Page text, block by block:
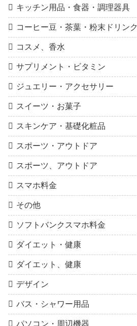
キッチン用品・食器・調理器具
コーヒー豆・茶葉・粉末ドリンク
コスメ、香水
サプリメント・ビタミン
ジュエリー・アクセサリー
スイーツ・お菓子
スキンケア・基礎化粧品
スポーツ・アウトドア
スポーツ、アウトドア
スマホ料金
その他
ソフトバンクスマホ料金
ダイエット・健康
ダイエット、健康
デザイン
バス・シャワー用品
パソコン・周辺機器